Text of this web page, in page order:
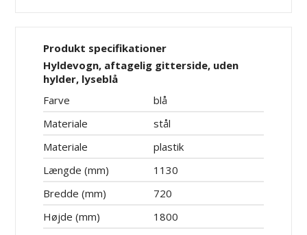
Produkt specifikationer
Hyldevogn, aftagelig gitterside, uden
hylder, lyseblå
Farve
blå
Materiale
stål
Materiale
plastik
Længde (mm)
1130
Bredde (mm)
720
Højde (mm)
1800